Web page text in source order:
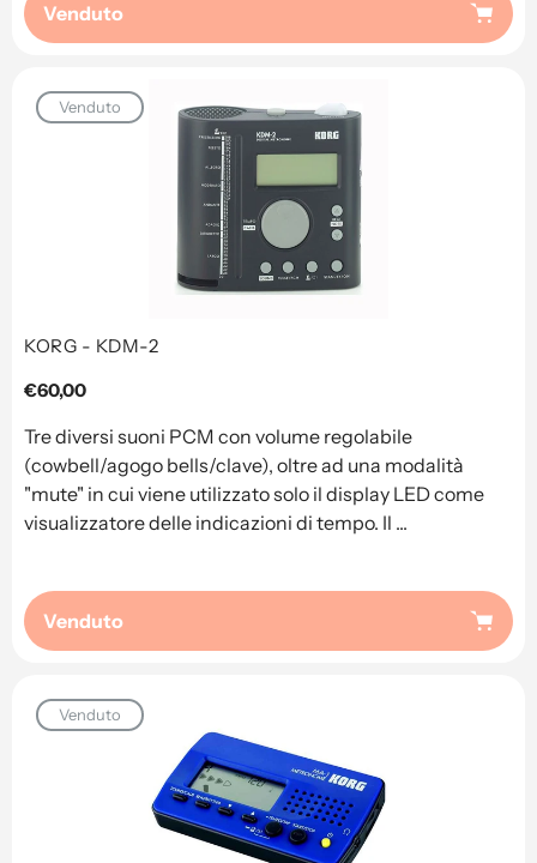
Venduto
Venduto
KORG - KDM-2
Prezzo
€60,00
Tre diversi suoni PCM con volume regolabile
(cowbell/agogo bells/clave), oltre ad una modalità
"mute" in cui viene utilizzato solo il display LED come
visualizzatore delle indicazioni di tempo. Il ...
Venduto
Venduto